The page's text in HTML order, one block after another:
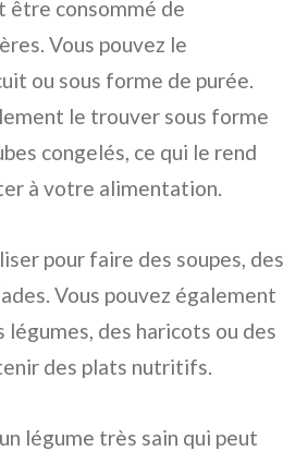
être consommé de
Vous pouvez le
ou sous forme de purée.
le trouver sous forme
congelés, ce qui le rend
à votre alimentation.
pour faire des soupes, des
Vous pouvez également
légumes, des haricots ou des
des plats nutritifs.
légume très sain qui peut